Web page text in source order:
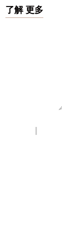
了解 更多